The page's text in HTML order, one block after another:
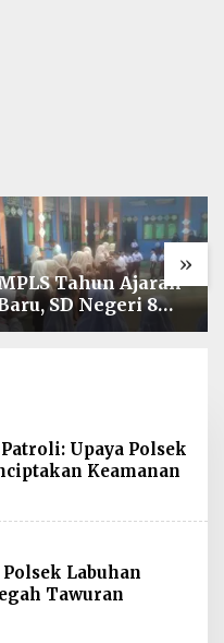
»
Tahun Ajaran
SD Negeri 8
Keuramat
Upaya Polsek
Keamanan
Labuhan
Tawuran